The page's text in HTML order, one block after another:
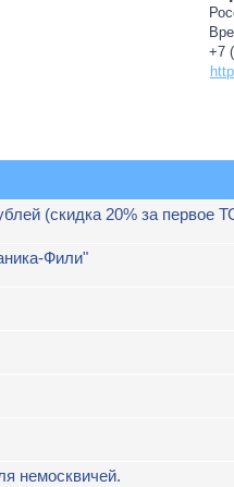
+7
(скидка 20% за первое
Фили"
немосквичей.